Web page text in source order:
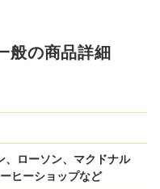
般の商品詳細
、ローソン、マクドナル
ヒーショップなど